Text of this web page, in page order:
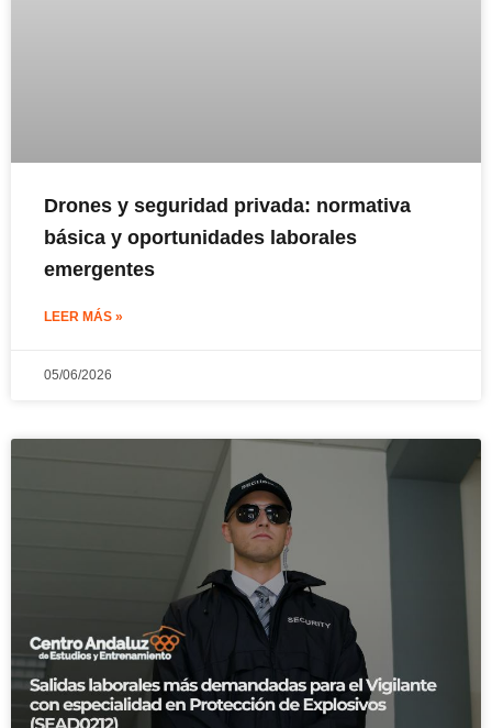
Drones y seguridad privada: normativa
básica y oportunidades laborales
emergentes
LEER MÁS »
05/06/2026